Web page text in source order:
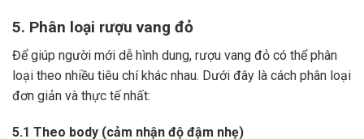
5. Phân loại rượu vang đỏ
Để giúp người mới dễ hình dung, rượu vang đỏ có thể phân
loại theo nhiều tiêu chí khác nhau. Dưới đây là cách phân loại
đơn giản và thực tế nhất:
5.1 Theo body (cảm nhận độ đậm nhẹ)